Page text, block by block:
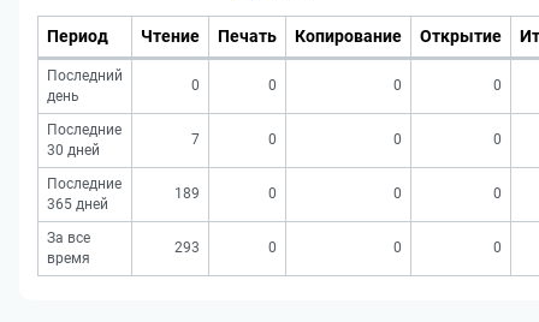
Период Чтение Печать Копирование Открытие
Последний
день
0 0 0 0
Последние
30 дней
7 0 0 0
Последние
365 дней
189 0 0 0
За все
время
293 0 0 0